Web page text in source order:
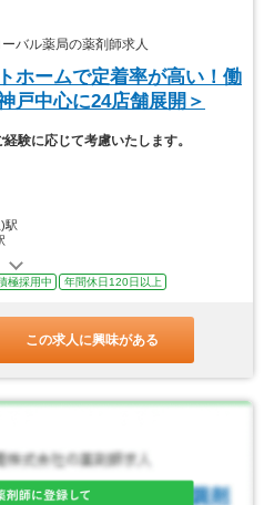
バル薬局の薬剤師求人
ホームで定着率が高い！働
戸中心に24店舗展開＞
験に応じて考慮いたします。
駅
極採用中 年間休日120日以上
この求人に興味がある